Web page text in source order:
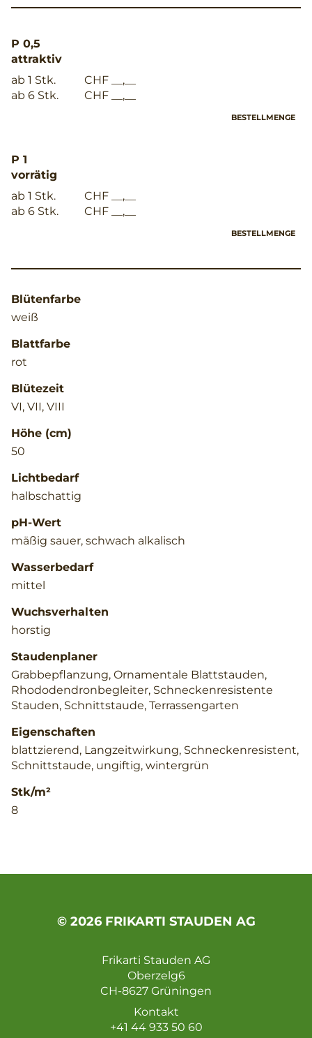
P 0,5
attraktiv
ab 1 Stk.
CHF __,__
ab 6 Stk.
CHF __,__
BESTELLMENGE
P 1
vorrätig
ab 1 Stk.
CHF __,__
ab 6 Stk.
CHF __,__
BESTELLMENGE
Blütenfarbe
weiß
Blattfarbe
rot
Blütezeit
VI, VII, VIII
Höhe (cm)
50
Lichtbedarf
halbschattig
pH-Wert
mäßig sauer, schwach alkalisch
Wasserbedarf
mittel
Wuchsverhalten
horstig
Staudenplaner
Grabbepflanzung, Ornamentale Blattstauden,
Rhododendronbegleiter, Schneckenresistente
Stauden, Schnittstaude, Terrassengarten
Eigenschaften
blattzierend, Langzeitwirkung, Schneckenresistent,
Schnittstaude, ungiftig, wintergrün
Stk/m²
8
© 2026 FRIKARTI STAUDEN AG
Frikarti Stauden AG
Oberzelg6
CH-8627 Grüningen
Kontakt
+41 44 933 50 60